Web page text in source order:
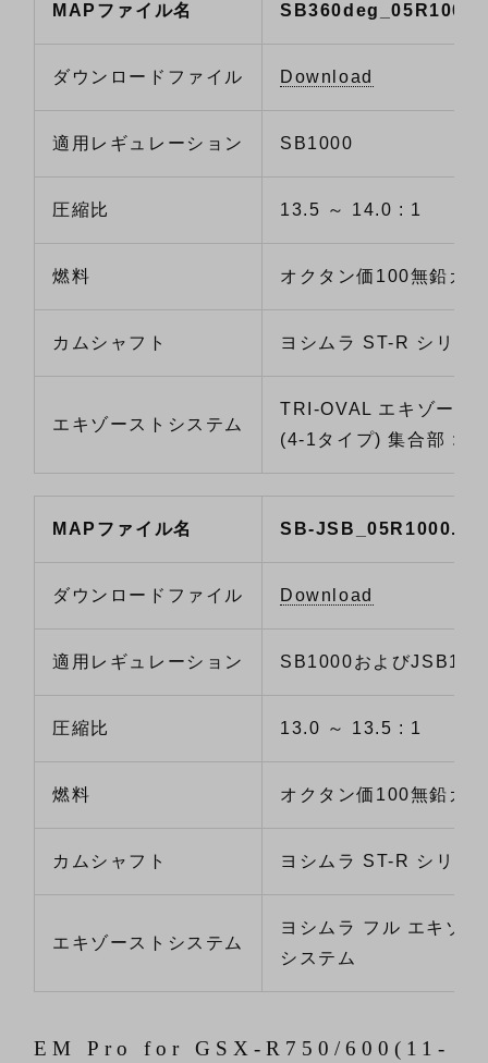
MAPファイル名
ダウンロードファイル Download
適用レギュレーション SB1000
圧縮比 13.5 ～ 14.0 : 1
燃料 オクタン価100無鉛ガ
カムシャフト ヨシムラ ST-R シリー
エキゾーストシステム
TRI-OVAL エキゾース
(4-1タイプ) 集合部 :
MAPファイル名 SB-
ダウンロードファイル Download
適用レギュレーション SB1000および
圧縮比 13.0 ～ 13.5 : 1
燃料 オクタン価100無鉛ガ
カムシャフト ヨシムラ ST-R シリー
エキゾーストシステム
ヨシムラ フル エキゾー
システム
EM Pro for GSX-R750/600(11-